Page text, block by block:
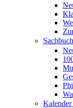
Sachbuch
Kalender